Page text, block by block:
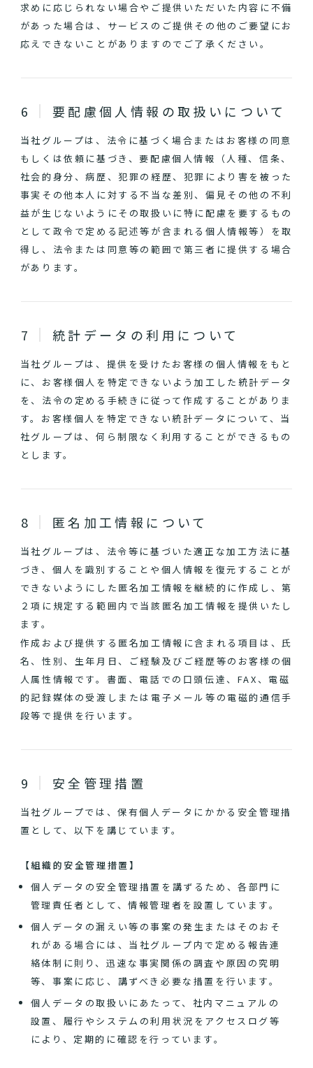
求めに応じられない場合やご提供いただいた内容に不備
があった場合は、サービスのご提供その他のご要望にお
応えできないことがありますのでご了承ください。
要配慮個人情報の取扱いについて
当社グループは、法令に基づく場合またはお客様の同意
もしくは依頼に基づき、要配慮個人情報（人種、信条、
社会的身分、病歴、犯罪の経歴、犯罪により害を被った
事実その他本人に対する不当な差別、偏見その他の不利
益が生じないようにその取扱いに特に配慮を要するもの
として政令で定める記述等が含まれる個人情報等）を取
得し、法令または同意等の範囲で第三者に提供する場合
があります。
統計データの利用について
当社グループは、提供を受けたお客様の個人情報をもと
に、お客様個人を特定できないよう加工した統計データ
を、法令の定める手続きに従って作成することがありま
す。お客様個人を特定できない統計データについて、当
社グループは、何ら制限なく利用することができるもの
とします。
匿名加工情報について
当社グループは、法令等に基づいた適正な加工方法に基
づき、個人を識別することや個人情報を復元することが
できないようにした匿名加工情報を継続的に作成し、第
２項に規定する範囲内で当該匿名加工情報を提供いたし
ます。
作成および提供する匿名加工情報に含まれる項目は、氏
名、性別、生年月日、ご経験及びご経歴等のお客様の個
人属性情報です。書面、電話での口頭伝達、FAX、電磁
的記録媒体の受渡しまたは電子メール等の電磁的通信手
段等で提供を行います。
安全管理措置
当社グループでは、保有個人データにかかる安全管理措
置として、以下を講じています。
【組織的安全管理措置】
個人データの安全管理措置を講ずるため、各部門に
管理責任者として、情報管理者を設置しています。
個人データの漏えい等の事案の発生またはそのおそ
れがある場合には、当社グループ内で定める報告連
絡体制に則り、迅速な事実関係の調査や原因の究明
等、事案に応じ、講ずべき必要な措置を行います。
個人データの取扱いにあたって、社内マニュアルの
設置、履行やシステムの利用状況をアクセスログ等
により、定期的に確認を行っています。